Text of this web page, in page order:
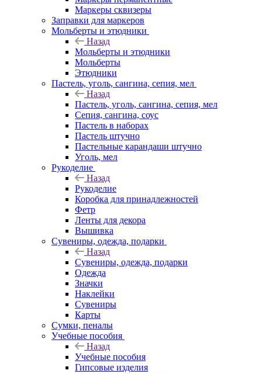
Маркеры сквизеры
Заправки для маркеров
Мольберты и этюдники
Назад
Мольберты и этюдники
Мольберты
Этюдники
Пастель, уголь, сангина, сепия, мел
Назад
Пастель, уголь, сангина, сепия, мел
Сепия, сангина, соус
Пастель в наборах
Пастель штучно
Пастельные карандаши штучно
Уголь, мел
Рукоделие
Назад
Рукоделие
Коробка для принадлежностей
Фетр
Ленты для декора
Вышивка
Сувениры, одежда, подарки
Назад
Сувениры, одежда, подарки
Одежда
Значки
Наклейки
Сувениры
Карты
Сумки, пеналы
Учебные пособия
Назад
Учебные пособия
Гипсовые изделия